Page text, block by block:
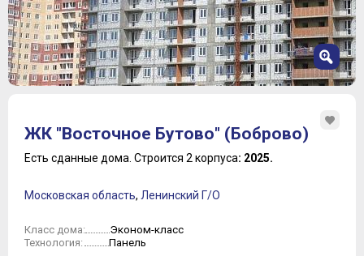
3
4
6
8
ЖК "Восточное Бутово" (Боброво)
Есть сданные дома. Строится 2 корпуса: 2025.
Московская область, Ленинский Г/О
Класс дома: Эконом-класс
Технология: Панель